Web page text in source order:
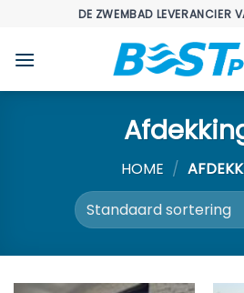
inhoud
DE ZWEMBAD LEVERANCIER
HOME /